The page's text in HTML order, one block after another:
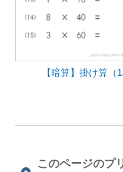
【暗算】掛け算（
このページのプ